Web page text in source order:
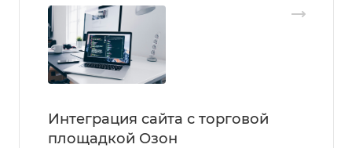
Интеграция сайта с торговой
площадкой Озон